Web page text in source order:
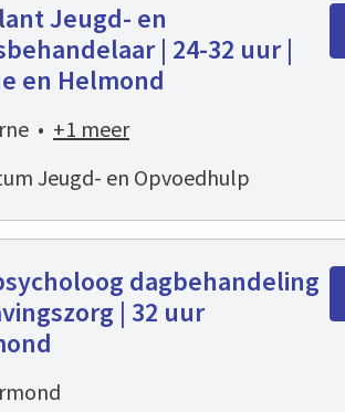
Jeugd- en
| 24-32 uur |
en Helmond
• +1 meer
Jeugd- en Opvoedhulp
dagbehandeling
| 32 uur